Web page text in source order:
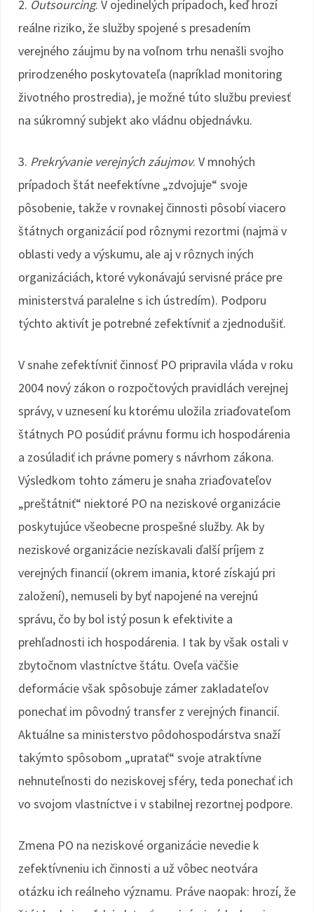
2. Outsourcing. V ojedinelých prípadoch, keď hrozí
reálne riziko, že služby spojené s presadením
verejného záujmu by na voľnom trhu nenašli svojho
prirodzeného poskytovateľa (napríklad monitoring
životného prostredia), je možné túto službu previesť
na súkromný subjekt ako vládnu objednávku.
3. Prekrývanie verejných záujmov. V mnohých
prípadoch štát neefektívne „zdvojuje“ svoje
pôsobenie, takže v rovnakej činnosti pôsobí viacero
štátnych organizácií pod rôznymi rezortmi (najmä v
oblasti vedy a výskumu, ale aj v rôznych iných
organizáciách, ktoré vykonávajú servisné práce pre
ministerstvá paralelne s ich ústredím). Podporu
týchto aktivít je potrebné zefektívniť a zjednodušiť.
V snahe zefektívniť činnosť PO pripravila vláda v roku
2004 nový zákon o rozpočtových pravidlách verejnej
správy, v uznesení ku ktorému uložila zriaďovateľom
štátnych PO posúdiť právnu formu ich hospodárenia
a zosúladiť ich právne pomery s návrhom zákona.
Výsledkom tohto zámeru je snaha zriaďovateľov
„preštátniť“ niektoré PO na neziskové organizácie
poskytujúce všeobecne prospešné služby. Ak by
neziskové organizácie nezískavali ďalší príjem z
verejných financií (okrem imania, ktoré získajú pri
založení), nemuseli by byť napojené na verejnú
správu, čo by bol istý posun k efektivite a
prehľadnosti ich hospodárenia. I tak by však ostali v
zbytočnom vlastníctve štátu. Oveľa väčšie
deformácie však spôsobuje zámer zakladateľov
ponechať im pôvodný transfer z verejných financií.
Aktuálne sa ministerstvo pôdohospodárstva snaží
takýmto spôsobom „upratať“ svoje atraktívne
nehnuteľnosti do neziskovej sféry, teda ponechať ich
vo svojom vlastníctve i v stabilnej rezortnej podpore.
Zmena PO na neziskové organizácie nevedie k
zefektívneniu ich činnosti a už vôbec neotvára
otázku ich reálneho významu. Práve naopak: hrozí, že